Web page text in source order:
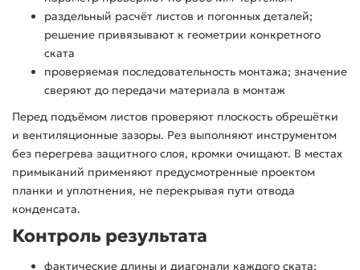
раздельный расчёт листов и погонных деталей;
решение привязывают к геометрии конкретного
ската
проверяемая последовательность монтажа; значение
сверяют до передачи материала в монтаж
Перед подъёмом листов проверяют плоскость обрешётки
и вентиляционные зазоры. Рез выполняют инструментом
без перегрева защитного слоя, кромки очищают. В местах
примыканий применяют предусмотренные проектом
планки и уплотнения, не перекрывая пути отвода
конденсата.
Контроль результата
фактические длины и диагонали каждого ската;